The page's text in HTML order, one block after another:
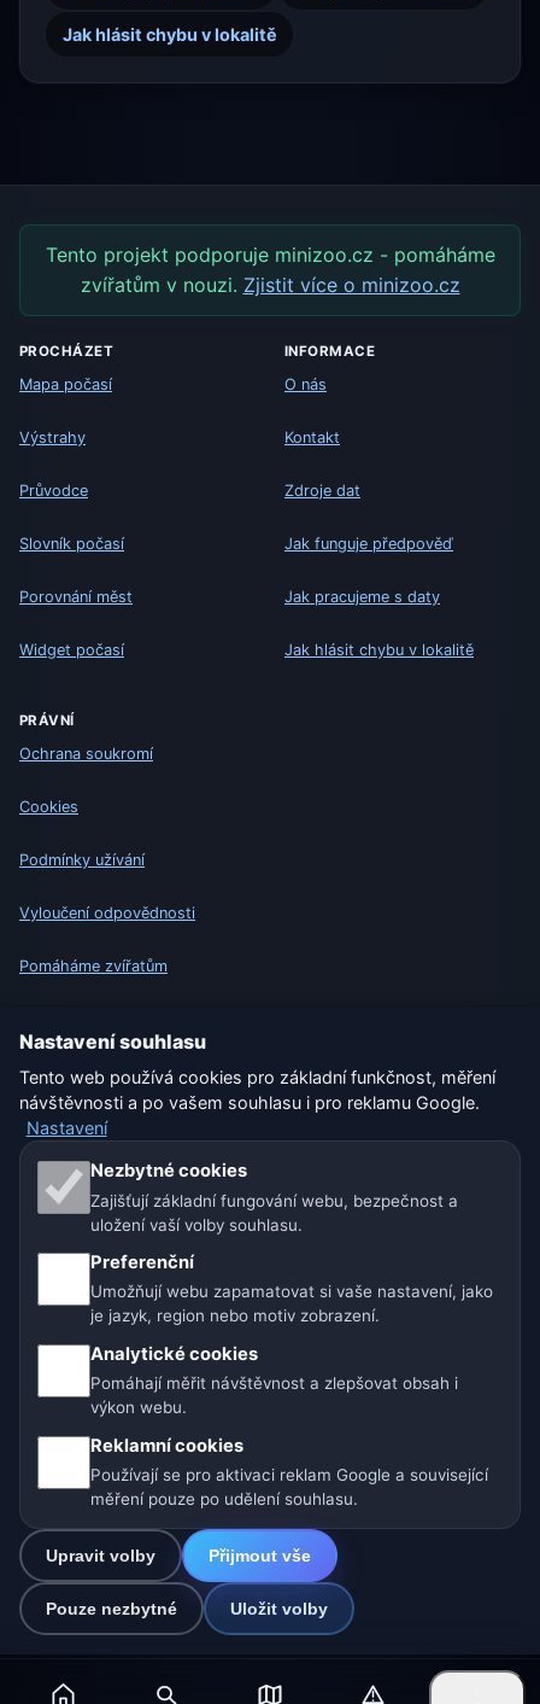
Jak hlásit chybu v lokalitě
Tento projekt podporuje minizoo.cz - pomáháme
zvířatům v nouzi. Zjistit více o minizoo.cz
PROCHÁZET
Mapa počasí
Výstrahy
Průvodce
Slovník počasí
Porovnání měst
Widget počasí
INFORMACE
O nás
Kontakt
Zdroje dat
Jak funguje předpověď
Jak pracujeme s daty
Jak hlásit chybu v lokalitě
PRÁVNÍ
Ochrana soukromí
Cookies
Podmínky užívání
Vyloučení odpovědnosti
Pomáháme zvířatům
Nastavení
Naše weby o počasí:
🇨🇿 Česko 🇭🇷 Chorvatsko 🇧🇬 Bulharsko
🇩🇪🇦🇹🇨🇭 Německo / Rakousko / Švýcarsko
🌎 Latinská Amerika a Španělsko
🇮🇳 Jižní a jihovýchodní Asie
Provozovatel: Spolek Minizoo.cz z.s. | IČO: 21135550 |
info@pocasi.online
© 2026 Počasí Online · Meteorologická data: MET Norway · Open-
Meteo. Výstrahy počasí: ČHMÚ.
Nastavení souhlasu
Tento web používá cookies pro základní funkčnost, měření
návštěvnosti a po vašem souhlasu i pro reklamu Google.
Nastavení
Nezbytné cookies
Zajišťují základní fungování webu, bezpečnost a
uložení vaší volby souhlasu.
Preferenční
Umožňují webu zapamatovat si vaše nastavení, jako
je jazyk, region nebo motiv zobrazení.
Analytické cookies
Pomáhají měřit návštěvnost a zlepšovat obsah i
výkon webu.
Reklamní cookies
Používají se pro aktivaci reklam Google a související
měření pouze po udělení souhlasu.
Upravit volby Přijmout vše
Pouze nezbytné Uložit volby